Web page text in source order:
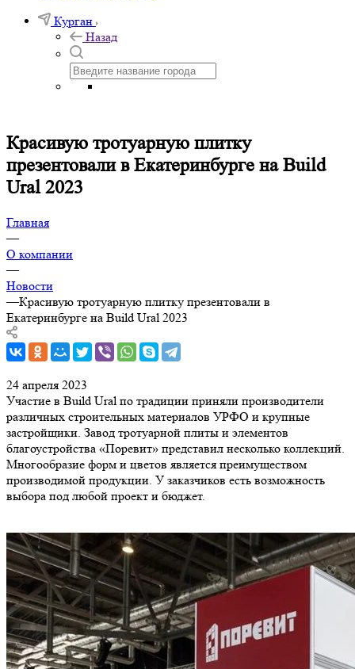
Курган
Назад
Красивую тротуарную плитку
презентовали в Екатеринбурге на Build
Ural 2023
Главная
—
О компании
—
Новости
—Красивую тротуарную плитку презентовали в
Екатеринбурге на Build Ural 2023
24 апреля 2023
Участие в Build Ural по традиции приняли производители
различных строительных материалов УРФО и крупные
застройщики. Завод тротуарной плиты и элементов
благоустройства «Поревит» представил несколько коллекций.
Многообразие форм и цветов является преимуществом
производимой продукции. У заказчиков есть возможность
выбора под любой проект и бюджет.